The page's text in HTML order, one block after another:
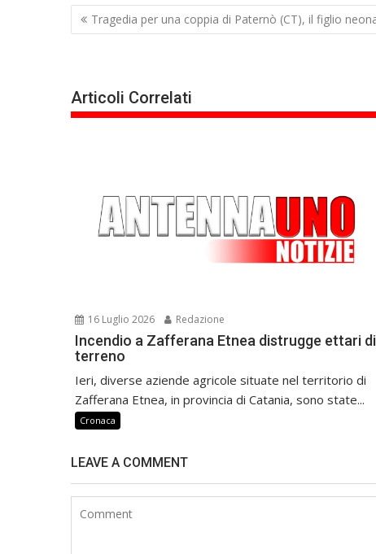
Navigazione
articoli
Tragedia per una coppia di Paternò (CT), il figlio
Articoli Correlati
16 Luglio 2026 Redazione
Incendio a Zafferana Etnea distrugge ettari di
terreno
Ieri, diverse aziende agricole situate nel territorio di
Zafferana Etnea, in provincia di Catania, sono state...
Cronaca
LEAVE A COMMENT